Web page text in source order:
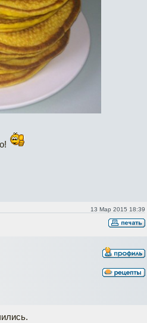
13 Мар 2015 18:39